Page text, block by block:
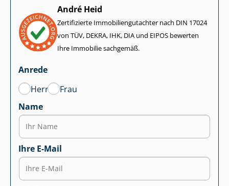
André Heid
Zertifizierte Im­mo­bi­li­en­gut­ach­ter nach DIN 17024
von TÜV, DEKRA, IHK, DIA und EIPOS bewerten
Ihre Immobilie sachgemäß.
Anrede
Herr
Frau
Name
Ihre E-Mail